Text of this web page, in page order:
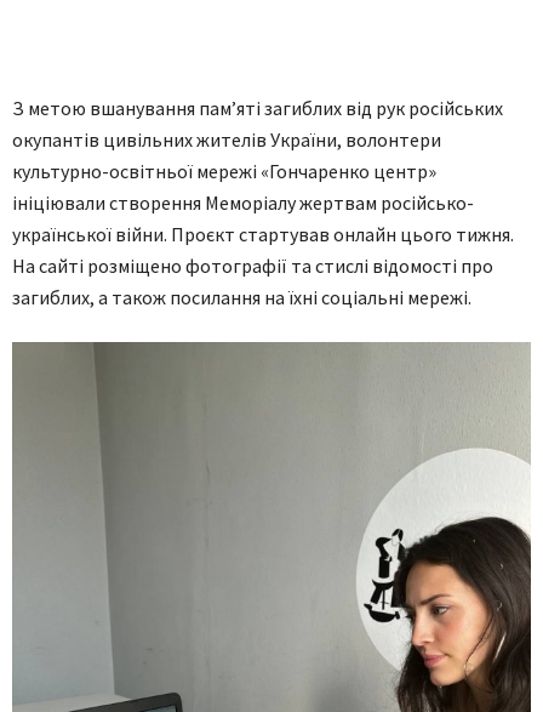
З метою вшанування пам’яті загиблих від рук російських
окупантів цивільних жителів України, волонтери
культурно-освітньої мережі «Гончаренко центр»
ініціювали створення Меморіалу жертвам російсько-
української війни. Проєкт стартував онлайн цього тижня.
На сайті розміщено фотографії та стислі відомості про
загиблих, а також посилання на їхні соціальні мережі.